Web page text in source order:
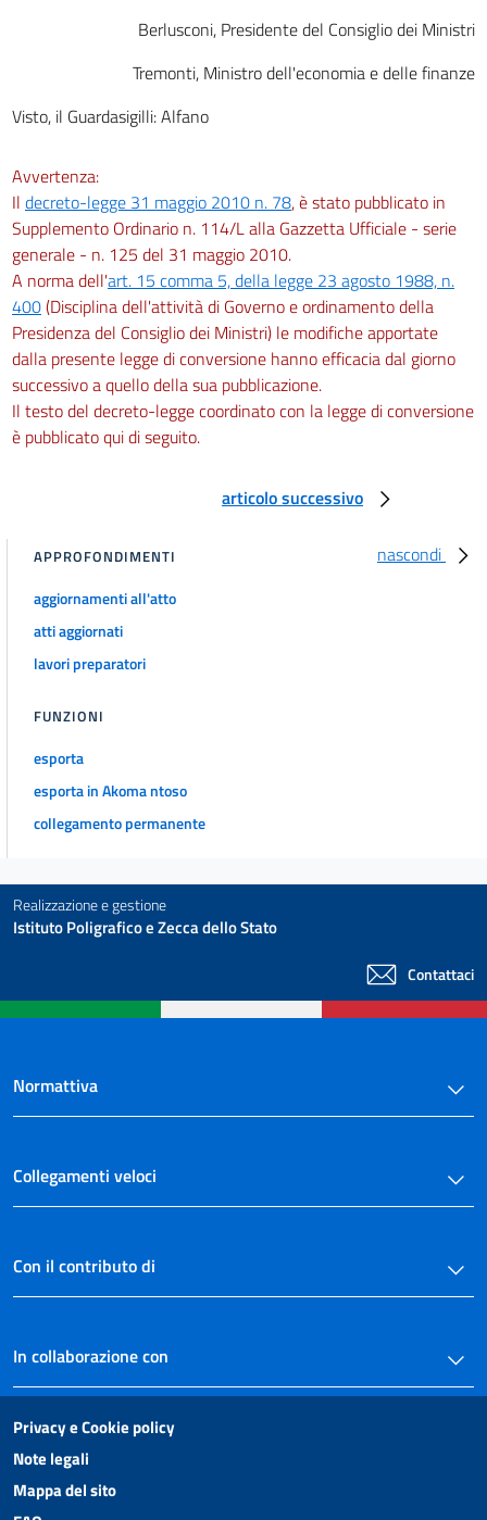
Berlusconi, Presidente del Consiglio dei Ministri
Tremonti, Ministro dell'economia e delle finanze
Visto, il Guardasigilli: Alfano
Avvertenza:
Il decreto-legge 31 maggio 2010 n. 78, è stato pubblicato in
Supplemento Ordinario n. 114/L alla Gazzetta Ufficiale - serie
generale - n. 125 del 31 maggio 2010.
A norma dell'art. 15 comma 5, della legge 23 agosto 1988, n.
400(Disciplina dell'attività di Governo e ordinamento della
Presidenza del Consiglio dei Ministri) le modifiche apportate
dalla presente legge di conversione hanno efficacia dal giorno
successivo a quello della sua pubblicazione.
Il testo del decreto-legge coordinato con la legge di conversione
è pubblicato qui di seguito.
articolo successivo
nascondi
APPROFONDIMENTI
aggiornamenti all'atto
atti aggiornati
lavori preparatori
FUNZIONI
esporta
esporta in Akoma ntoso
collegamento permanente
Realizzazione e gestione
Istituto Poligrafico e Zecca dello Stato
Contattaci
Normattiva
Collegamenti veloci
Con il contributo di
In collaborazione con
Privacy e Cookie policy
Note legali
Mappa del sito